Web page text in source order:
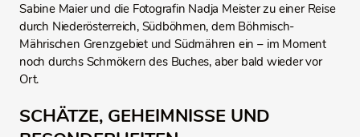
Sabine Maier und die Fotografin Nadja Meister zu einer Reise
durch Niederösterreich, Südböhmen, dem Böhmisch-
Mährischen Grenzgebiet und Südmähren ein – im Moment
noch durchs Schmökern des Buches, aber bald wieder vor
Ort.
SCHÄTZE, GEHEIMNISSE UND